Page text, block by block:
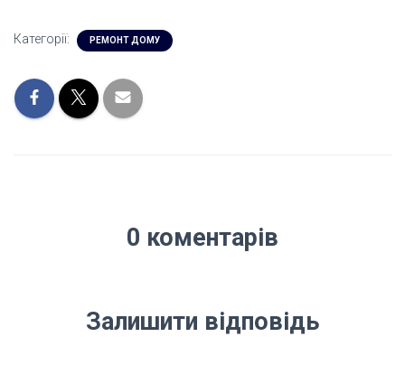
Категорії: РЕМОНТ ДОМУ
0 коментарів
Залишити відповідь